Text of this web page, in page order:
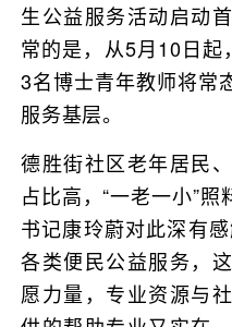
生公益服务活动启动
常的是，从5月10日
3名博士青年教师将常
服务基层。
德胜街社区老年居民
占比高，“一老一小”
书记康玲蔚对此深有
各类便民公益服务，
愿力量，专业资源与